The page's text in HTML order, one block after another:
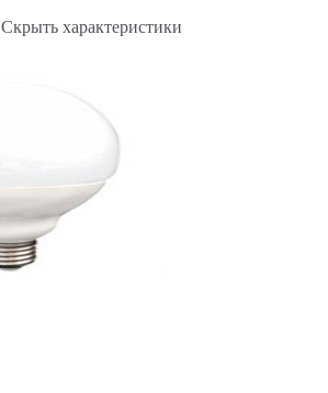
Скрыть характеристики